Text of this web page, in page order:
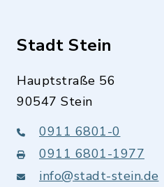
Stadt Stein
Hauptstraße 56
90547 Stein
0911 6801-0
0911 6801-1977
info@stadt-stein.de